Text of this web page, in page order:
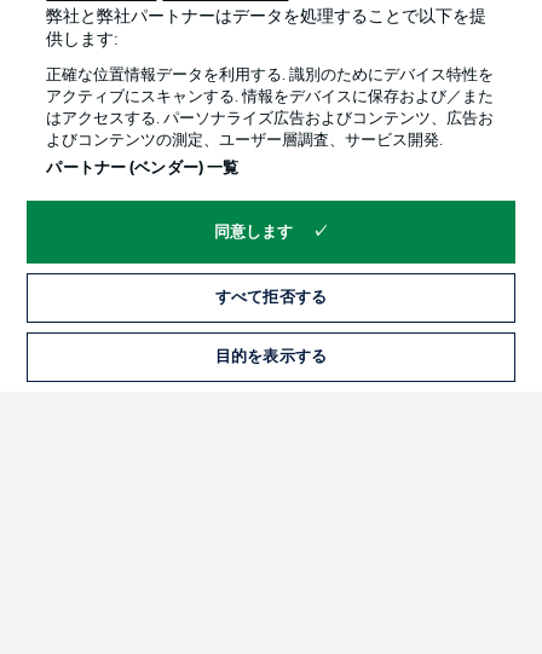
Official Partners
プライバシー・ポリシー 優先設定を管理する
弊社と弊社パートナーはデータを処理することで以下を提
供します:
正確な位置情報データを利用する. 識別のためにデバイス特性を
アクティブにスキャンする. 情報をデバイスに保存および／また
はアクセスする. パーソナライズ広告およびコンテンツ、広告お
よびコンテンツの測定、ユーザー層調査、サービス開発.
パートナー (ベンダー) 一覧
同意します
すべて拒否する
目的を表示する